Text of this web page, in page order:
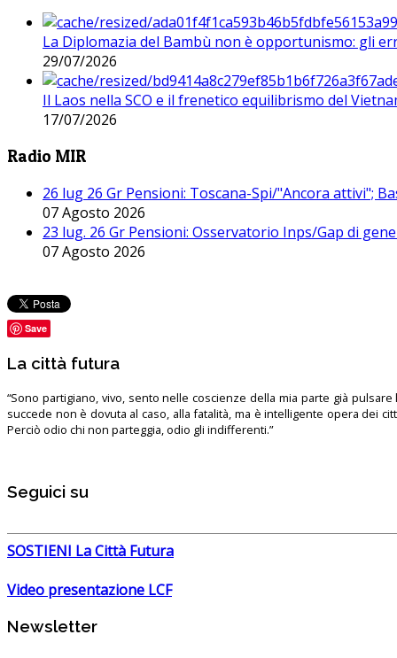
La Diplomazia del Bambù non è opportunismo: gli
29/07/2026
Il Laos nella SCO e il frenetico equilibrismo del
17/07/2026
Radio MIR
26 lug 26 Gr Pensioni: Toscana-Spi/"Ancora attivi";
07 Agosto 2026
23 lug. 26 Gr Pensioni: Osservatorio Inps/Gap di
07 Agosto 2026
Save
La città futura
“Sono partigiano, vivo, sento nelle coscienze della mia parte già pulsare
succede non è dovuta al caso, alla fatalità, ma è intelligente opera dei
Perciò odio chi non parteggia, odio gli indifferenti.”
Seguici su
SOSTIENI La Città Futura
Video presentazione LCF
Newsletter